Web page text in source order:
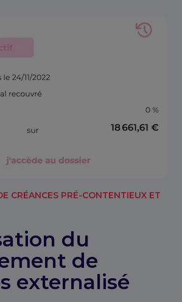
CRÉANCES PRÉ-CONTENTIEUX ET
du
de
externalisé